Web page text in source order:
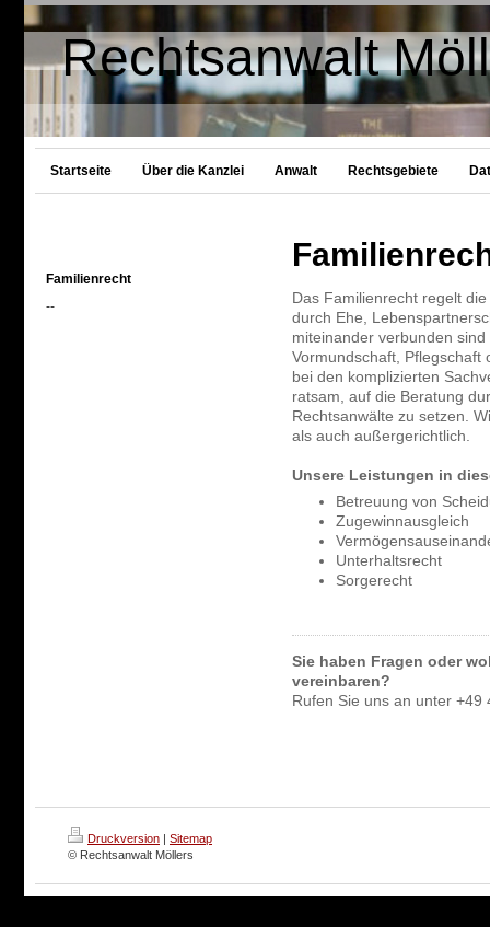
Rechtsanwalt
Startseite Über die Kanzlei Anwalt Rechtsgebiete
Familienrecht
--
Das Familienrecht regelt
durch Ehe,
miteinander verbunden
Vormundschaft, Pflegschaft
bei den komplizierten
ratsam, auf die Beratung
Rechtsanwälte zu setzen.
als auch außergerichtlich.
Unsere Leistungen in
Betreuung von
Zugewinnausgleich
Unterhaltsrecht
Sorgerecht
Sie haben Fragen oder
vereinbaren?
Rufen Sie uns an unter +49
Druckversion | Sitemap
© Rechtsanwalt Möllers